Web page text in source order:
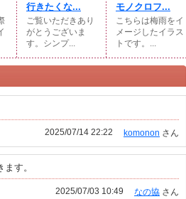
行きたくな...
ご覧いただきあり
がとうございま
す。シンプ...
モノクロフ...
こちらは梅雨をイ
メージしたイラス
トです。...
komonon さん
2025/07/14 22:22
す。
なの協 さん
2025/07/03 10:49